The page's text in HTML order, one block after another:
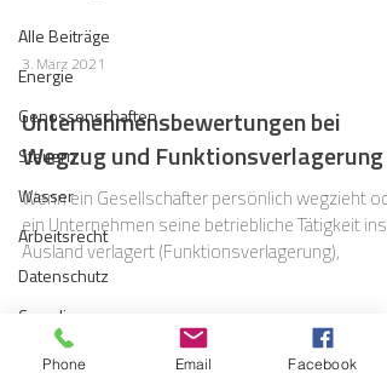
Alle Beiträge
Energie
Genossenschaften
Steuern
Wasser
Arbeitsrecht
Datenschutz
Compliance
Gas
3. März 2021
Unternehmensbewertungen bei
Wegzug und Funktionsverlagerung
Wenn ein Gesellschafter persönlich wegzieht
ein Unternehmen seine betriebliche Tätigkeit ins
Ausland verlagert (Funktionsverlagerung),
Phone Email Facebook